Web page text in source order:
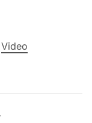
Video
.